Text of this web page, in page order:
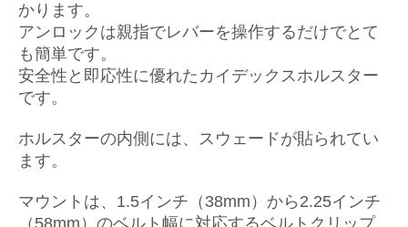
かります。
アンロックは親指でレバーを操作するだけでとて
も簡単です。
安全性と即応性に優れたカイデックスホルスター
です。
ホルスターの内側には、スウェードが貼られてい
ます。
マウントは、1.5インチ（38mm）から2.25インチ
（58mm）のベルト幅に対応するベルトクリップ